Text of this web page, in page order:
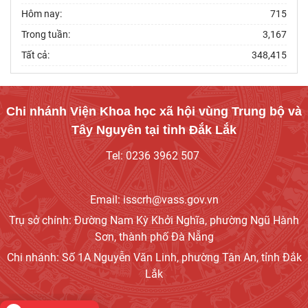
Thường trực Hội đồng Lý luận Trung ương làm
việc với Tiểu ban Văn hóa - Xã hội - Văn học,
nghệ
Đảng ủy Viện Hàn lâm Khoa học xã hội Việt
Nam tổ chức Hội nghị Tập huấn nghiệp vụ
công tác kiểm
Hội thảo khoa học quốc gia “Danh nhân văn
Viện Hàn lâm Khoa học xã hội Việt Nam tham
dự Hội nghị nghiên cứu, học tập, quán triệt và
triển
Chủ tịch Viện Hàn lâm Khoa học xã hội Việt
viện Chính trị
Hôm nay:
715
Trong tuần:
3,167
Tất cả:
348,415
Chi nhánh Viện Khoa học xã hội vùng Trung bộ và
Tây Nguyên tại tỉnh Đắk Lắk
Tel: 0236 3962 507
Email: isscrh@vass.gov.vn
Trụ sở chính: Đường Nam Kỳ Khởi Nghĩa, phường Ngũ Hành
Sơn, thành phố Đà Nẵng
Chi nhánh: Số 1A Nguyễn Văn Linh, phường Tân An, tỉnh Đắk
Lắk